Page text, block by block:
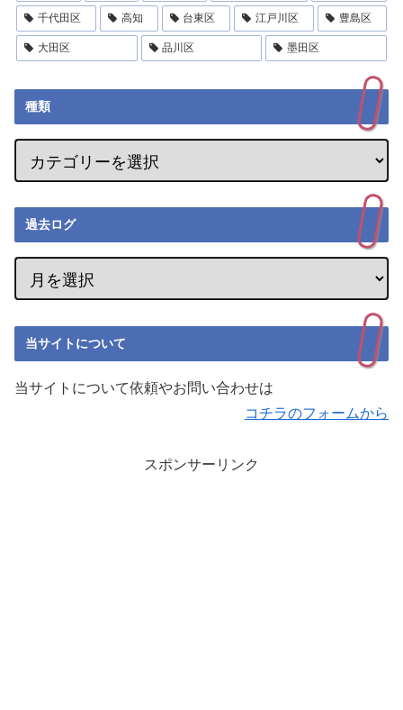
千代田区 高知 台東区 江戸川区 豊島区
大田区 品川区 墨田区
種類
過去ログ
当サイトについて
当サイトについて依頼やお問い合わせは
コチラのフォームから
スポンサーリンク